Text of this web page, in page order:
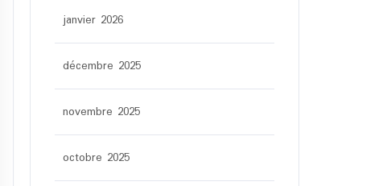
janvier 2026
décembre 2025
novembre 2025
octobre 2025